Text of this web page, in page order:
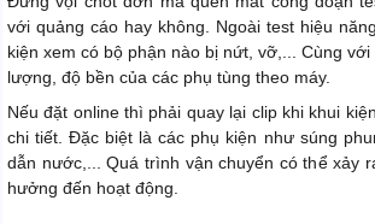
với quảng cáo hay không. Ngoài test hiệu
kiện xem có bộ phận nào bị nứt, vỡ,... Cùng
lượng, độ bền của các phụ tùng theo máy.
Nếu đặt online thì phải quay lại clip khi khui
chi tiết. Đặc biệt là các phụ kiện như súng
dẫn nước,... Quá trình vận chuyển có thể xảy
hưởng đến hoạt động.